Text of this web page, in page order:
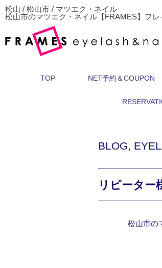
松山 / 松山市 / マツエク・ネイル
松山市のマツエク・ネイル【FRAMES】フ
TOP NET予約＆COUPON
BLOG,
リピーター
松山市の